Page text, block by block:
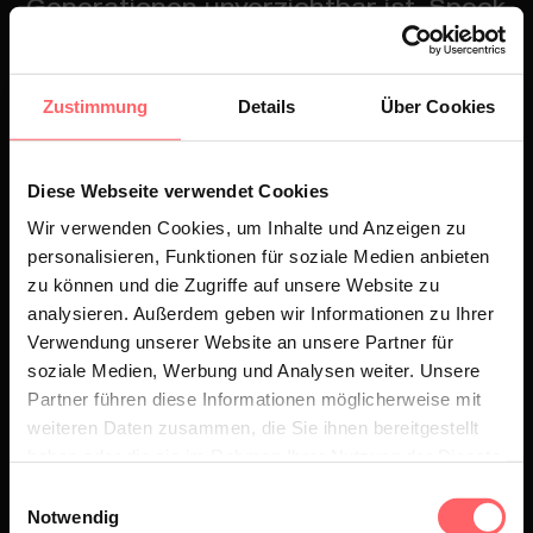
Zustimmung Details Über Cookies
Diese Webseite verwendet Cookies
Wir verwenden Cookies, um Inhalte und Anzeigen zu
personalisieren, Funktionen für soziale Medien anbieten
zu können und die Zugriffe auf unsere Website zu
analysieren. Außerdem geben wir Informationen zu Ihrer
Verwendung unserer Website an unsere Partner für
soziale Medien, Werbung und Analysen weiter. Unsere
Partner führen diese Informationen möglicherweise mit
weiteren Daten zusammen, die Sie ihnen bereitgestellt
Notwendig
Generationen unverzichtbar ist. Speck
schneiden, Wein entkorken, alles ohne
Messer? Undenkbar.
Stellt euch das mal vor: Ein Südtiroler
Taschenmesser. Speck abbeißen?
Wein mit dem Feuerzeug öffnen? Die
Kaminwurz zwischen den Zähnen mit
dem Schiefer vom große Zehe
rausfischen, als wären wir wieder in
der Steinzeit? Willkommen in der
neuen Realität.